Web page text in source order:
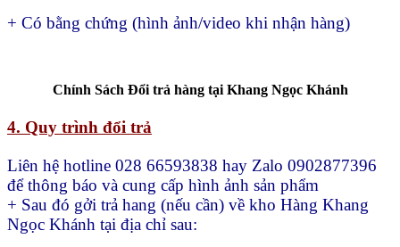
+ Có bằng chứng (hình ảnh/video khi nhận hàng)
Chính Sách Đổi trả hàng tại Khang Ngọc Khánh
4. Quy trình đổi trả
Liên hệ hotline 028 66593838 hay Zalo 0902877396
để thông báo và cung cấp hình ảnh sản phẩm
+ Sau đó gởi trả hang (nếu cần) về kho Hàng Khang
Ngọc Khánh tại địa chỉ sau: